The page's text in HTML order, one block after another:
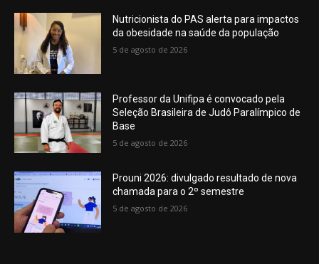
Nutricionista do PAS alerta para impactos
da obesidade na saúde da população
5 de agosto de 2026
Professor da Unifipa é convocado pela
Seleção Brasileira de Judô Paralímpico de
Base
5 de agosto de 2026
Prouni 2026: divulgado resultado de nova
chamada para o 2º semestre
5 de agosto de 2026